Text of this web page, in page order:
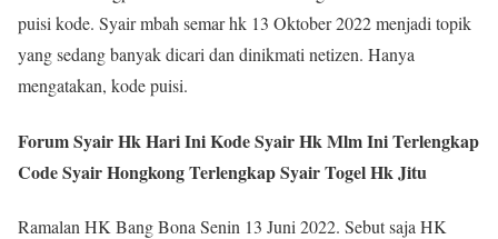
puisi kode. Syair mbah semar hk 13 Oktober 2022 menjadi topik
yang sedang banyak dicari dan dinikmati netizen. Hanya
mengatakan, kode puisi.
Forum Syair Hk Hari Ini Kode Syair Hk Mlm Ini Terlengkap
Code Syair Hongkong Terlengkap Syair Togel Hk Jitu
Ramalan HK Bang Bona Senin 13 Juni 2022. Sebut saja HK